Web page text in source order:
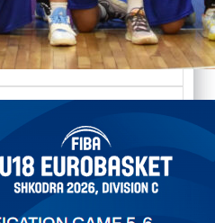
U18 EuroBasket 2026,